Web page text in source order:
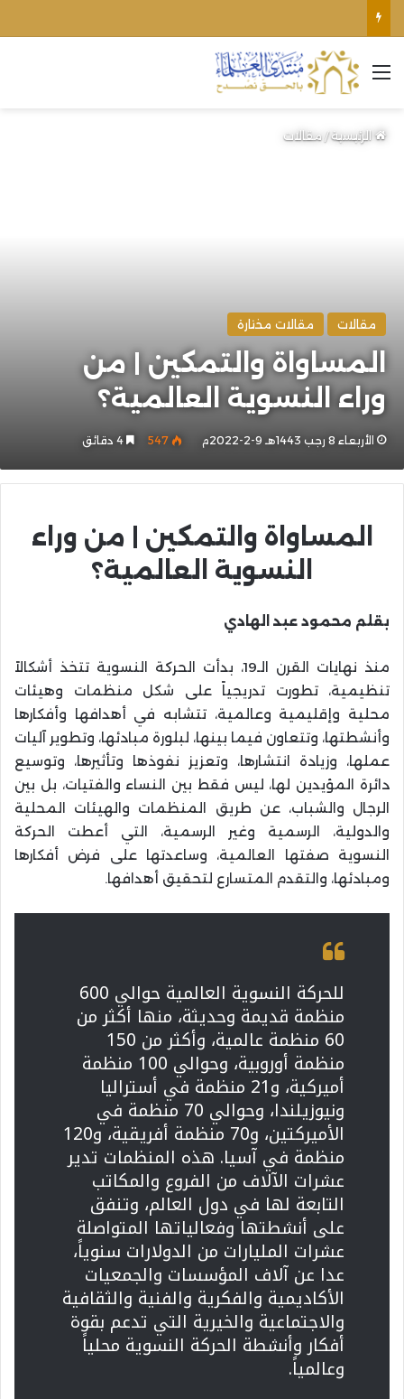
القائمة
الرئيسية/مقالات
مقالات مقالات مختارة
المساواة والتمكين | من
وراء النسوية العالمية؟
الأربعاء 8 رجب 1443هـ 9-2-2022م 547
المساواة والتمكين | من وراء
النسوية العالمية؟
بقلم محمود عبد الهادي
منذ نهايات القرن الـ19، بدأت الحركة النسوية تتخذ أشكالاً
تنظيمية، تطورت تدريجياً على شكل منظمات وهيئات
محلية وإقليمية وعالمية، تتشابه في أهدافها وأفكارها
وأنشطتها، وتتعاون فيما بينها، لبلورة مبادئها، وتطوير آليات
عملها، وزيادة انتشارها، وتعزيز نفوذها وتأثيرها، وتوسيع
دائرة المؤيدين لها، ليس فقط بين النساء والفتيات، بل بين
الرجال والشباب، عن طريق المنظمات والهيئات المحلية
والدولية، الرسمية وغير الرسمية، التي أعطت الحركة
النسوية صفتها العالمية، وساعدتها على فرض أفكارها
ومبادئها، والتقدم المتسارع لتحقيق أهدافها.
للحركة النسوية العالمية حوالي 600
منظمة قديمة وحديثة، منها أكثر من
60 منظمة عالمية، وأكثر من 150
منظمة أوروبية، وحوالي 100 منظمة
أميركية، و21 منظمة في أستراليا
ونيوزيلندا، وحوالي 70 منظمة في
الأميركتين، و70 منظمة أفريقية، و120
منظمة في آسيا. هذه المنظمات تدير
عشرات الآلاف من الفروع والمكاتب
التابعة لها في دول العالم، وتنفق
على أنشطتها وفعالياتها المتواصلة
عشرات المليارات من الدولارات سنوياً،
عدا عن آلاف المؤسسات والجمعيات
الأكاديمية والفكرية والفنية والثقافية
والاجتماعية والخيرية التي تدعم بقوة
أفكار وأنشطة الحركة النسوية محلياً
وعالمياً.